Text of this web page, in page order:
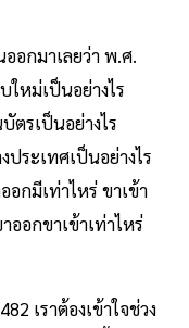
อกมาเลยว่า พ.ศ.
หม่เป็นอย่างไร
ตรเป็นอย่างไร
ระเทศเป็นอย่างไร
กมีเท่าไหร่ ขาเข้า
ออกขาเข้าเท่าไหร่
เราต้องเข้าใจช่วง